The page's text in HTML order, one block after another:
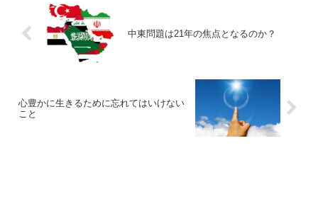
中東問題は21年の焦点となるのか？
心豊かに生きるために忘れてはいけない
こと